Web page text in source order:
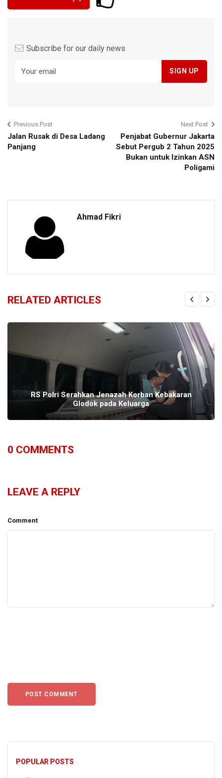
Subscribe for our daily news
Previous Post
Jalan Rusak di Desa Ladang
Panjang
Next Post
Penjabat Gubernur Jakarta
Sebut Pergub 2 Tahun 2025
Bukan untuk Izinkan ASN
Poligami
Ahmad Fikri
RELATED ARTICLES
RS Polri Serahkan Jenazah Korban Kebakaran
Glodok pada Keluarga
0 COMMENTS
LEAVE A REPLY
Comment
POPULAR POSTS